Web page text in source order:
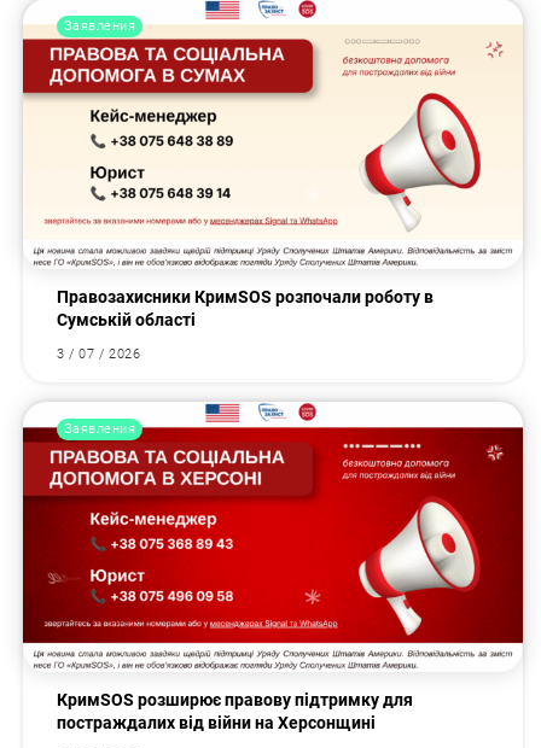
Заявления
Правозахисники КримSOS розпочали роботу в
Сумській області
3 / 07 / 2026
Заявления
КримSOS розширює правову підтримку для
постраждалих від війни на Херсонщині